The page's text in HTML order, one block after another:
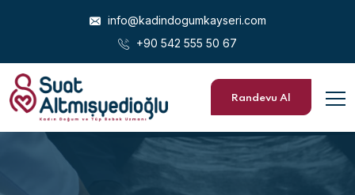
info@kadindogumkayseri.com
+90 542 555 50 67
Randevu Al